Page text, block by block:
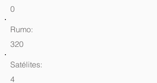
0
Rumo:
320
Satélites:
4